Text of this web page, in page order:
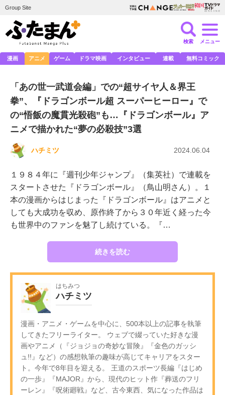
Group Site
検索 メニュー
漫画 アニメ ゲーム ドラマ映画 インタビュー 連載 無料コミック
「あの世一武道会編」での“超サイヤ人＆界王
拳”、『ドラゴンボール超 スーパーヒーロー』で
の“悟飯の魔貫光殺砲”も…『ドラゴンボール』ア
ニメで描かれた“夢の必殺技”3選
ハチミツ 2024.06.04
１９８４年に『週刊少年ジャンプ』（集英社）で連載を
スタートさせた『ドラゴンボール』（鳥山明さん）。１
本の漫画からはじまった『ドラゴンボール』はアニメと
しても大成功を収め、原作終了から３０年近く経った今
も世界中のファンを魅了し続けている。『…
続きを読む
はちみつ
ハチミツ
漫画・アニメ・ゲームを中心に、500本以上の記事を執筆
してきたフリーライター。 ウェブで綴っていた好きな漫
画やアニメ（『ジョジョの奇妙な冒険』『金色のガッシ
ュ!!』など）の感想執筆の趣味が高じてキャリアをスター
ト。今年で8年目を迎える。 王道のスポーツ長編『はじめ
の一歩』『MAJOR』から、現代のヒット作『葬送のフリ
ーレン』『呪術廻戦』など、古今東西、気になった作品は